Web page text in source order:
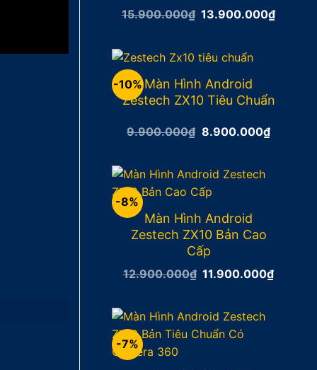
15.900.000₫ Giá
13.900.000₫Giá
-10% Màn Hình Android
Zestech ZX10 Tiêu Chuẩn
9.900.000₫ Giá
8.900.000₫Giá
hiện
-8%
Màn Hình Android
Zestech ZX10 Bản Cao
Cấp
12.900.000₫ Giá
11.900.000₫Giá
-7%